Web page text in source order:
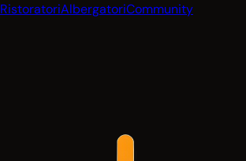
RistoratoriAlbergatoriCommunity